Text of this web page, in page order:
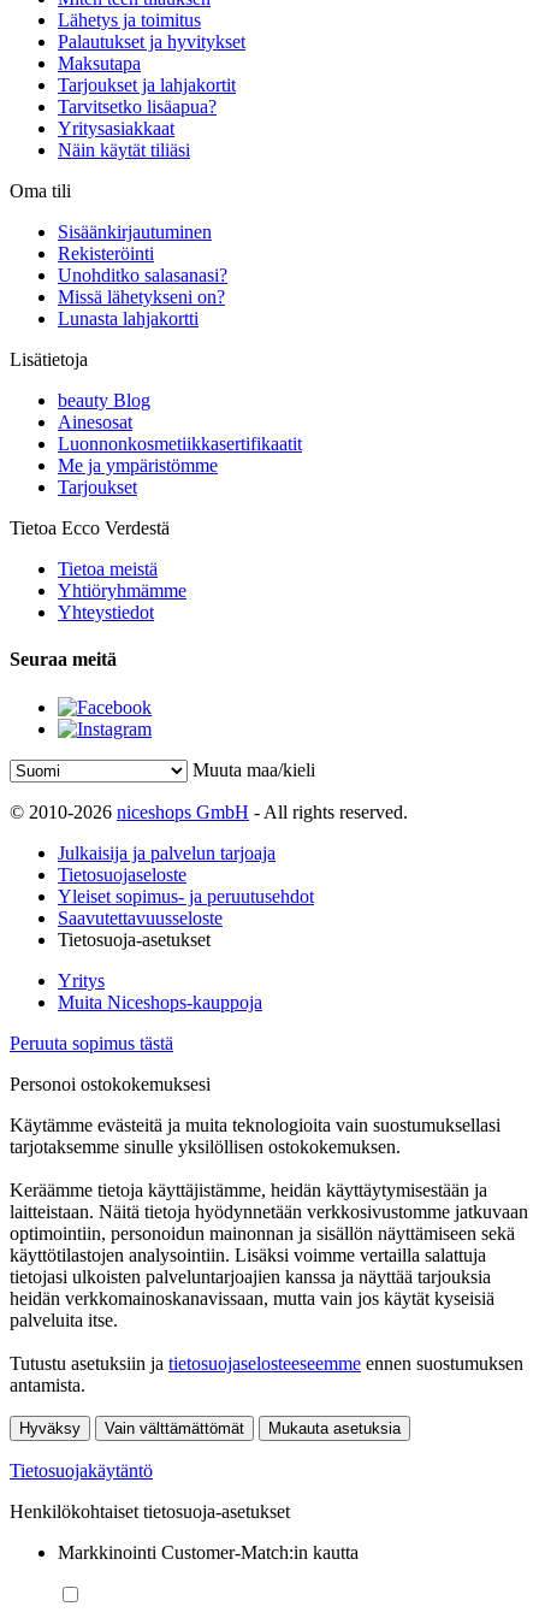
Lähetys ja toimitus
Palautukset ja hyvitykset
Maksutapa
Tarjoukset ja lahjakortit
Tarvitsetko lisäapua?
Yritysasiakkaat
Näin käytät tiliäsi
Oma tili
Sisäänkirjautuminen
Rekisteröinti
Unohditko salasanasi?
Missä lähetykseni on?
Lunasta lahjakortti
Lisätietoja
beauty Blog
Ainesosat
Luonnonkosmetiikkasertifikaatit
Me ja ympäristömme
Tarjoukset
Tietoa Ecco Verdestä
Tietoa meistä
Yhtiöryhmämme
Yhteystiedot
Seuraa meitä
Muuta maa/kieli
© 2010-2026 niceshops GmbH - All rights reserved.
Julkaisija ja palvelun tarjoaja
Tietosuojaseloste
Yleiset sopimus- ja peruutusehdot
Saavutettavuusseloste
Tietosuoja-asetukset
Yritys
Muita Niceshops-kauppoja
Peruuta sopimus tästä
Personoi ostokokemuksesi
Käytämme evästeitä ja muita teknologioita vain suostumuksellasi
tarjotaksemme sinulle yksilöllisen ostokokemuksen.
Keräämme tietoja käyttäjistämme, heidän käyttäytymisestään ja
laitteistaan. Näitä tietoja hyödynnetään verkkosivustomme jatkuvaan
optimointiin, personoidun mainonnan ja sisällön näyttämiseen sekä
käyttötilastojen analysointiin. Lisäksi voimme vertailla salattuja
tietojasi ulkoisten palveluntarjoajien kanssa ja näyttää tarjouksia
heidän verkkomainoskanavissaan, mutta vain jos käytät kyseisiä
palveluita itse.
Tutustu asetuksiin ja tietosuojaselosteeseemme ennen suostumuksen
antamista.
Hyväksy Vain välttämättömät Mukauta asetuksia
Tietosuojakäytäntö
Henkilökohtaiset tietosuoja-asetukset
Markkinointi Customer-Match:in kautta